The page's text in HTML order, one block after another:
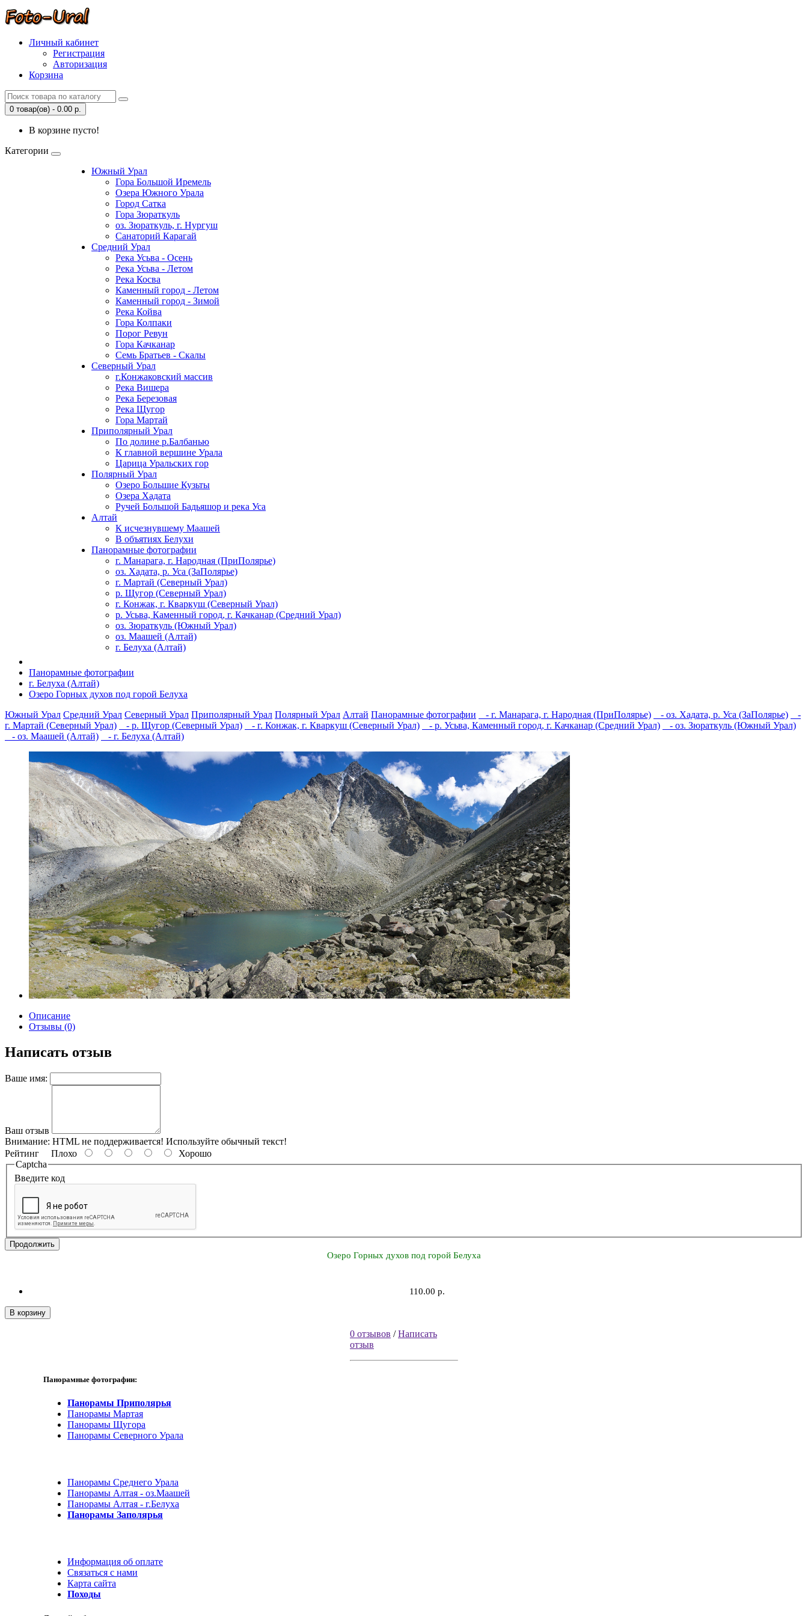
Личный кабинет
Регистрация
Авторизация
Корзина
0 товар(ов) - 0.00 р.
В корзине пусто!
Категории
Южный Урал
Гора Большой Иремель
Озера Южного Урала
Город Сатка
Гора Зюраткуль
оз. Зюраткуль, г. Нургуш
Санаторий Карагай
Средний Урал
Река Усьва - Осень
Река Усьва - Летом
Река Косва
Каменный город - Летом
Каменный город - Зимой
Река Койва
Гора Колпаки
Порог Ревун
Гора Качканар
Семь Братьев - Скалы
Северный Урал
г.Конжаковский массив
Река Вишера
Река Березовая
Река Щугор
Гора Мартай
Приполярный Урал
По долине р.Балбанью
К главной вершине Урала
Царица Уральских гор
Полярный Урал
Озеро Большие Кузьты
Озера Хадата
Ручей Большой Бадьяшор и река Уса
Алтай
К исчезнувшему Маашей
В объятиях Белухи
Панорамные фотографии
г. Манарага, г. Народная (ПриПолярье)
оз. Хадата, р. Уса (ЗаПолярье)
г. Мартай (Северный Урал)
р. Щугор (Северный Урал)
г. Конжак, г. Кваркуш (Северный Урал)
р. Усьва, Каменный город, г. Качканар (Средний Урал)
оз. Зюраткуль (Южный Урал)
оз. Маашей (Алтай)
г. Белуха (Алтай)
Панорамные фотографии
г. Белуха (Алтай)
Озеро Горных духов под горой Белуха
Южный Урал Средний Урал Северный Урал Приполярный Урал Полярный Урал Алтай Панорамные фотографии - г. Манарага, г. Народная (ПриПолярье) - оз. Хадата, р. Уса (ЗаПолярье)
-
г. Мартай (Северный Урал)
- р. Щугор (Северный Урал) - г. Конжак, г. Кваркуш (Северный Урал) - р. Усьва, Каменный город, г. Качканар (Средний Урал)
- оз. Зюраткуль (Южный Урал)
- оз. Маашей (Алтай)
- г. Белуха (Алтай)
Описание
Отзывы (0)
Написать отзыв
Ваше имя:
Ваш отзыв
Внимание: HTML не поддерживается! Используйте обычный текст!
Рейтинг Плохо
Хорошо
Captcha
Введите код
Продолжить
Озеро Горных духов под горой Белуха
110.00 р.
В корзину
0 отзывов /Написать
отзыв
Панорамные фотографии:
Панорамы Приполярья
Панорамы Мартая
Панорамы Щугора
Панорамы Северного Урала
Панорамы Среднего Урала
Панорамы Алтая - оз.Маашей
Панорамы Алтая - г.Белуха
Панорамы Заполярья
Информация об оплате
Связаться с нами
Карта сайта
Походы